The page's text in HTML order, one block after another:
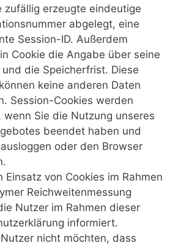
zufällig erzeugte eindeutige
abgelegt, eine
Session-ID. Außerdem
Cookie die Angabe über seine
die Speicherfrist. Diese
keine anderen Daten
Session-Cookies werden
wenn Sie die Nutzung unseres
beendet haben und
oder den Browser
Einsatz von Cookies im Rahmen
Reichweitenmessung
Nutzer im Rahmen dieser
informiert.
nicht möchten, dass